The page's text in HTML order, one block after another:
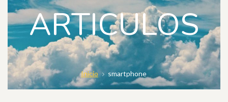
ARTICULOS
Inicio smartphone